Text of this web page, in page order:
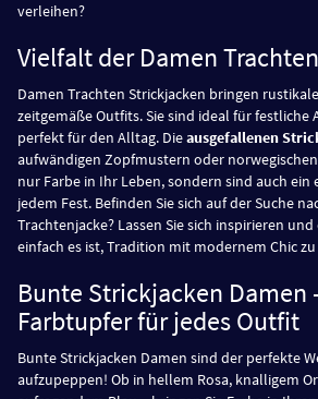
verleihen?
Vielfalt der Damen
Damen Trachten Strickjacken bringen
zeitgemäße Outfits. Sie sind ideal für festliche
perfekt für den Alltag. Dieausgefallenen
aufwändigen Zopfmustern oder
nur Farbe in Ihr Leben, sondern sind auch ein
jedem Fest. Befinden Sie sich auf der Suche
Trachtenjacke? Lassen Sie sich inspirieren
einfach es ist, Tradition mit modernem Chic
Bunte Strickjacken Damen
Farbtupfer für jedes Outfit
Bunte Strickjacken Damen sind der perfekte
aufzupeppen! Ob in hellem Rosa, knalligem